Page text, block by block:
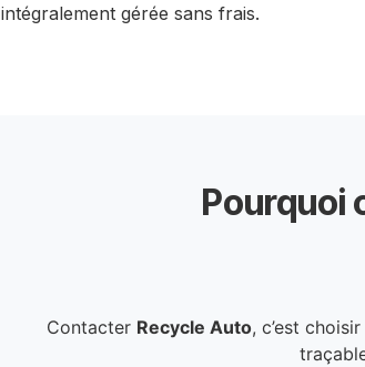
intégralement gérée sans frais.
Pourquoi
Contacter Recycle Auto, c’est